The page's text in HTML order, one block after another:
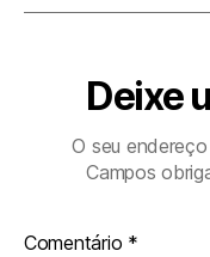
Deixe
O seu
Campos
Comentário *